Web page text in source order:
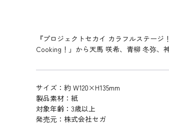
『プロジェクトセカイ カラフルステー
Cooking！」から天馬 咲希、青柳 冬弥、
サイズ：約 W120×H135mm
製品素材：紙
対象年齢：3歳以上
発売元：株式会社セガ